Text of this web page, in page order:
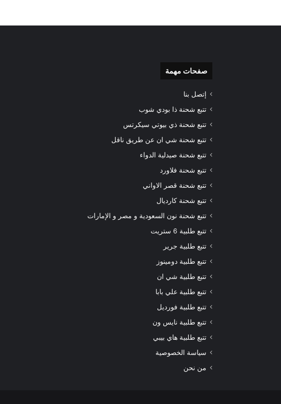
صفحات مهمة
إتصل بنا
تتبع شحنة ذا بودي شوب
تتبع شحنة ذي بيوتي سيكرتس
تتبع شحنة شي ان عن طريق ناقل
تتبع شحنة صيدلية الدواء
تتبع شحنة فلاورد
تتبع شحنة قصر الاواني
تتبع شحنة كارديال
تتبع شحنة نون السعودية و مصر و الإمارات
تتبع طلبية 6 ستريت
تتبع طلبية جرير
تتبع طلبية دومينوز
تتبع طلبية شي ان
تتبع طلبية علي بابا
تتبع طلبية فورديل
تتبع طلبية نايس ون
تتبع طلبية هاي بيبي
سياسة الخصوصية
من نحن